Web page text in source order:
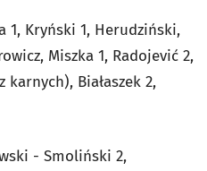
1, Kryński 1, Herudziński,
Miszka 1, Radojević 2,
karnych), Białaszek 2,
- Smoliński 2,